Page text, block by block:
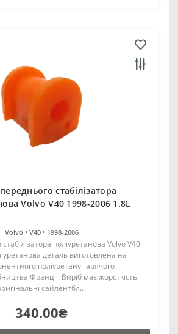
стабілізатора
Volvo V40 1998-2006 1.8L
Volvo • V40 • 1998-2006
поліуретанова Volvo V40
деталь виготовлена на
поліуретану гарячого
Франції. Виріб має жорсткість
сайлентбл..
340.00₴